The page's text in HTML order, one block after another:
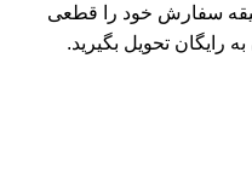
اینترنتی ، در کمتر از 5 دقیقه سفارش خود را قطعی
رایگان تحویل بگیرید.